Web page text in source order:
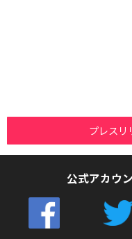
プレスリ
公式アカウ